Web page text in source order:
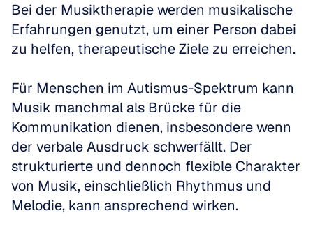
Bei der Musiktherapie werden musikalische
Erfahrungen genutzt, um einer Person dabei
zu helfen, therapeutische Ziele zu erreichen.
Für Menschen im Autismus-Spektrum kann
Musik manchmal als Brücke für die
Kommunikation dienen, insbesondere wenn
der verbale Ausdruck schwerfällt. Der
strukturierte und dennoch flexible Charakter
von Musik, einschließlich Rhythmus und
Melodie, kann ansprechend wirken.